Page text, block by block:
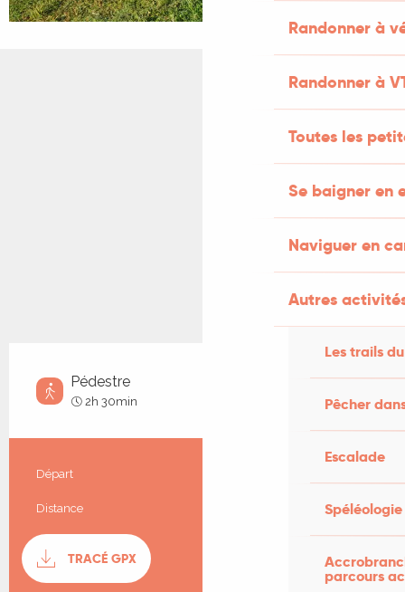
Randonner à
Randonner à
Toutes les
Se baigner en
Naviguer en
Autres
Les trails
Pêcher
Escalade
Spéléologie
parcours
Pédestre
2h 30min Facile
Informations pratiques
Départ
Distance 9.1 km
Documentation
TRACÉ GPX